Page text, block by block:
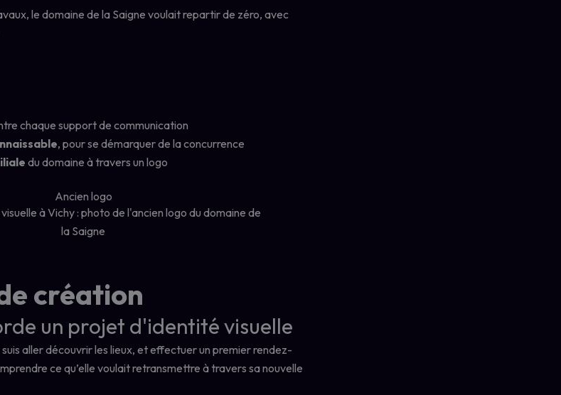
le domaine de la Saigne voulait repartir de zéro, avec
chaque support de communication
, pour se démarquer de la concurrence
du domaine à travers un logo
Ancien logo
création
un projet d'identité visuelle
aller découvrir les lieux, et effectuer un premier rendez-
ce qu’elle voulait retransmettre à travers sa nouvelle